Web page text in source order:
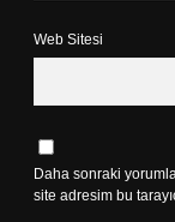
Web Sitesi
Daha sonraki
site adresim bu